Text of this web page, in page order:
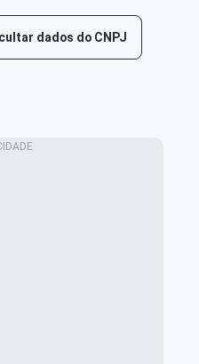
dados do CNPJ